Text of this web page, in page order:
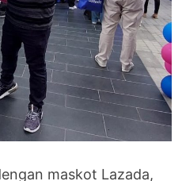
maskot Lazada,